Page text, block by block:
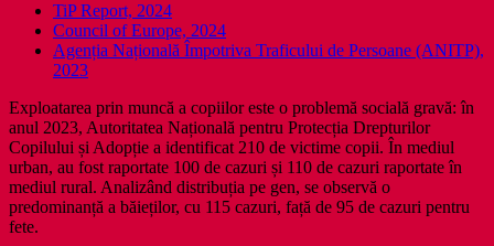
TiP Report, 2024
Council of Europe, 2024
Agenția Națională Împotriva Traficului de Persoane (ANITP),
2023
Exploatarea prin muncă a copiilor este o problemă socială gravă: în
anul 2023, Autoritatea Națională pentru Protecția Drepturilor
Copilului și Adopție a identificat 210 de victime copii. În mediul
urban, au fost raportate 100 de cazuri și 110 de cazuri raportate în
mediul rural. Analizând distribuția pe gen, se observă o
predominanță a băieților, cu 115 cazuri, față de 95 de cazuri pentru
fete.